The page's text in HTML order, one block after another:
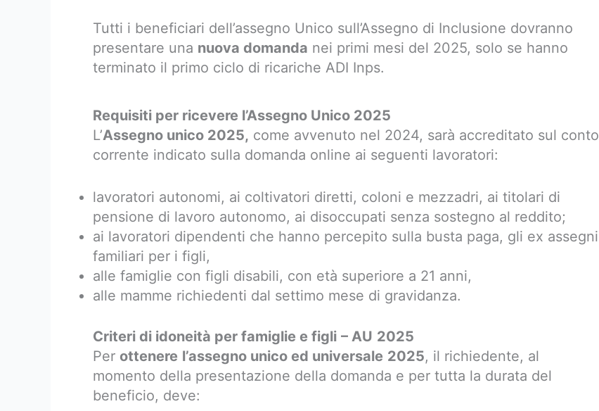
Tutti i beneficiari dell’assegno Unico sull’Assegno di Inclusione dovranno
presentare una nuova domanda nei primi mesi del 2025, solo se hanno
terminato il primo ciclo di ricariche ADI Inps.
Requisiti per ricevere l’Assegno Unico 2025
L’Assegno unico 2025, come avvenuto nel 2024, sarà accreditato sul conto
corrente indicato sulla domanda online ai seguenti lavoratori:
lavoratori autonomi, ai coltivatori diretti, coloni e mezzadri, ai titolari di
pensione di lavoro autonomo, ai disoccupati senza sostegno al reddito;
ai lavoratori dipendenti che hanno percepito sulla busta paga, gli ex assegni
familiari per i figli,
alle famiglie con figli disabili, con età superiore a 21 anni,
alle mamme richiedenti dal settimo mese di gravidanza.
Criteri di idoneità per famiglie e figli – AU 2025
Per ottenere l’assegno unico ed universale 2025, il richiedente, al
momento della presentazione della domanda e per tutta la durata del
beneficio, deve: